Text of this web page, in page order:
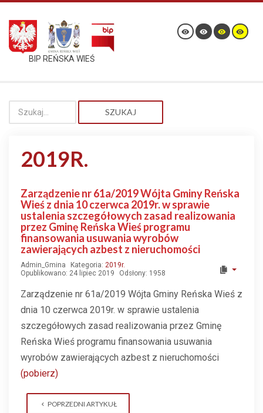
BIP REŃSKA WIEŚ
SZUKAJ
2019R.
Zarządzenie nr 61a/2019 Wójta Gminy Reńska
Wieś z dnia 10 czerwca 2019r. w sprawie
ustalenia szczegółowych zasad realizowania
przez Gminę Reńska Wieś programu
finansowania usuwania wyrobów
zawierających azbest z nieruchomości
Admin_Gmina Kategoria: 2019r.
Opublikowano: 24 lipiec 2019
Odsłony: 1958
Zarządzenie nr 61a/2019 Wójta Gminy Reńska Wieś z
dnia 10 czerwca 2019r. w sprawie ustalenia
szczegółowych zasad realizowania przez Gminę
Reńska Wieś programu finansowania usuwania
wyrobów zawierających azbest z nieruchomości
(pobierz)
POPRZEDNI ARTYKUŁ